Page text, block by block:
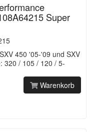
Super
450 '05-'09 und SXV
320 / 105 / 120 / 5-
Warenkorb